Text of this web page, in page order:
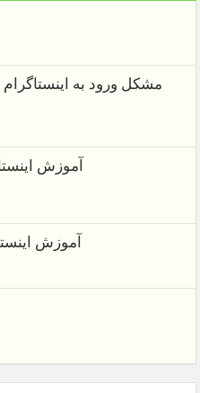
مشکل ورود به
آموزش
آموزش